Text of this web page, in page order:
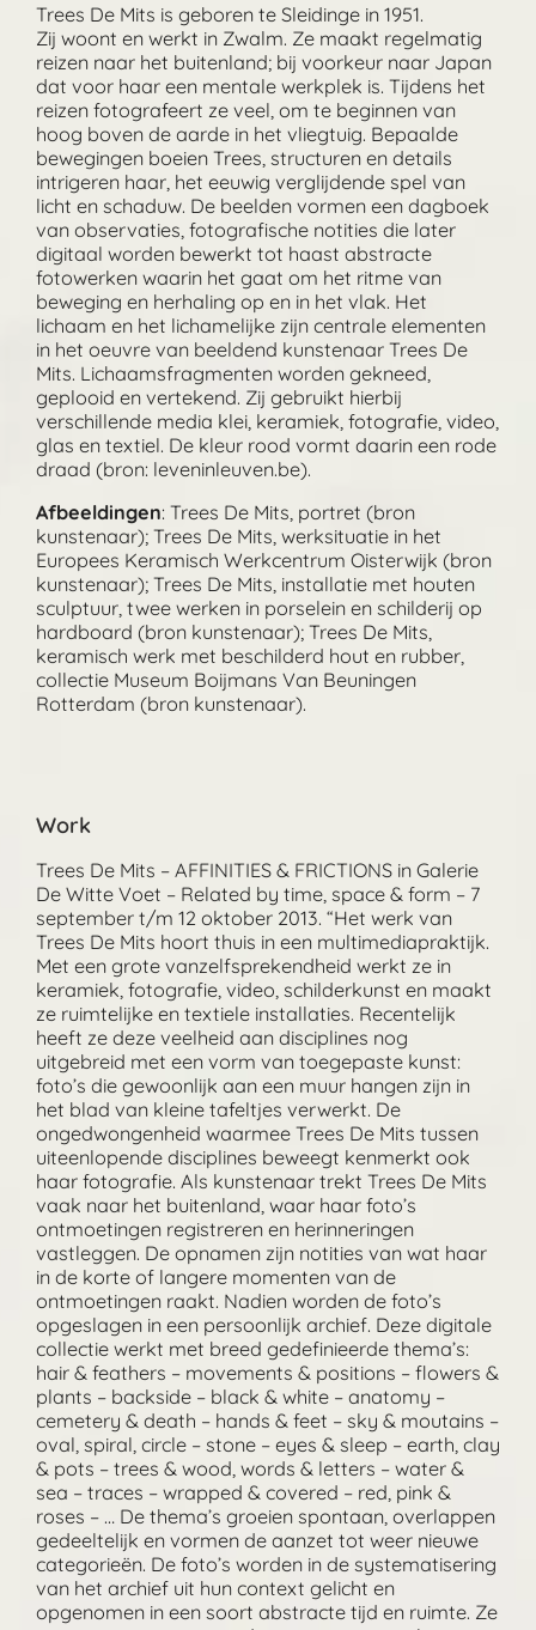
Trees De Mits is geboren te Sleidinge in 1951.
Zij woont en werkt in Zwalm. Ze maakt regelmatig
reizen naar het buitenland; bij voorkeur naar Japan
dat voor haar een mentale werkplek is. Tijdens het
reizen fotografeert ze veel, om te beginnen van
hoog boven de aarde in het vliegtuig. Bepaalde
bewegingen boeien Trees, structuren en details
intrigeren haar, het eeuwig verglijdende spel van
licht en schaduw. De beelden vormen een dagboek
van observaties, fotografische notities die later
digitaal worden bewerkt tot haast abstracte
fotowerken waarin het gaat om het ritme van
beweging en herhaling op en in het vlak. Het
lichaam en het lichamelijke zijn centrale elementen
in het oeuvre van beeldend kunstenaar Trees De
Mits. Lichaamsfragmenten worden gekneed,
geplooid en vertekend. Zij gebruikt hierbij
verschillende media klei, keramiek, fotografie, video,
glas en textiel. De kleur rood vormt daarin een rode
draad (bron: leveninleuven.be).
Afbeeldingen: Trees De Mits, portret (bron
kunstenaar); Trees De Mits, werksituatie in het
Europees Keramisch Werkcentrum Oisterwijk (bron
kunstenaar); Trees De Mits, installatie met houten
sculptuur, twee werken in porselein en schilderij op
hardboard (bron kunstenaar); Trees De Mits,
keramisch werk met beschilderd hout en rubber,
collectie Museum Boijmans Van Beuningen
Rotterdam (bron kunstenaar).
Work
Trees De Mits – AFFINITIES & FRICTIONS in Galerie
De Witte Voet – Related by time, space & form – 7
september t/m 12 oktober 2013. “Het werk van
Trees De Mits hoort thuis in een multimediapraktijk.
Met een grote vanzelfsprekendheid werkt ze in
keramiek, fotografie, video, schilderkunst en maakt
ze ruimtelijke en textiele installaties. Recentelijk
heeft ze deze veelheid aan disciplines nog
uitgebreid met een vorm van toegepaste kunst:
foto’s die gewoonlijk aan een muur hangen zijn in
het blad van kleine tafeltjes verwerkt. De
ongedwongenheid waarmee Trees De Mits tussen
uiteenlopende disciplines beweegt kenmerkt ook
haar fotografie. Als kunstenaar trekt Trees De Mits
vaak naar het buitenland, waar haar foto’s
ontmoetingen registreren en herinneringen
vastleggen. De opnamen zijn notities van wat haar
in de korte of langere momenten van de
ontmoetingen raakt. Nadien worden de foto’s
opgeslagen in een persoonlijk archief. Deze digitale
collectie werkt met breed gedefinieerde thema’s:
hair & feathers – movements & positions – flowers &
plants – backside – black & white – anatomy –
cemetery & death – hands & feet – sky & moutains –
oval, spiral, circle – stone – eyes & sleep – earth, clay
& pots – trees & wood, words & letters – water &
sea – traces – wrapped & covered – red, pink &
roses – … De thema’s groeien spontaan, overlappen
gedeeltelijk en vormen de aanzet tot weer nieuwe
categorieën. De foto’s worden in de systematisering
van het archief uit hun context gelicht en
opgenomen in een soort abstracte tijd en ruimte. Ze